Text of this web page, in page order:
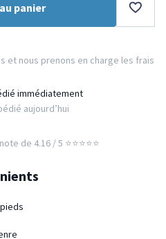
panier
et nous prenons en charge les frais
immédiatement
aujourd’hui
de 4.16 / 5 ⭐️⭐️⭐️⭐️⭐️